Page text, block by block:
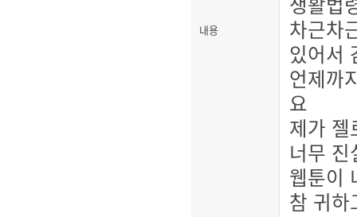
내용
차근차
있어서
언제까
요
제가 젤
너무
웹툰이
참 귀하